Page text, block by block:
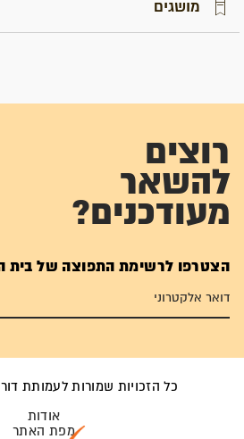
מושגים
רוצים
להשאר
מעודכנים?
הצטרפו לרשימת התפוצה של בית
כל הזכויות שמורות לעמותת דור
אודות
מפת האתר